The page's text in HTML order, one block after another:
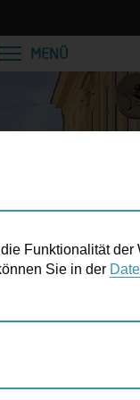
MENÜ
Funktionalität
Sie in der